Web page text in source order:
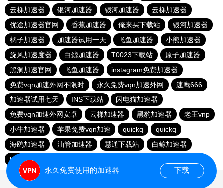
云梯加速器
银河加速器 银河加速器
云梯加速器
优途加速器官网
香蕉加速器 俺来买下载站
银河加速器
橘子加速器
加速器试用一天 飞鱼加速器
小熊加速器
旋风加速度器
白鲸加速器 T0023下载站
原子加速器
黑洞加速官网
飞鱼加速器
instagram免费加速器
免费vqn加速外网不限时
永久免费vqn加速外网
速鹰666
加速器试用七天
INS下载站
闪电猫加速器
免费vqn加速外网安卓
云梯加速器 黑豹加速器
老王vnp
小牛加速器
苹果免费vqn加速 quickq
quickq
海鸥加速器
油管加速器 慧通下载站
白鲸加速器
hammer加速器
永久免费使用的加速器 下载